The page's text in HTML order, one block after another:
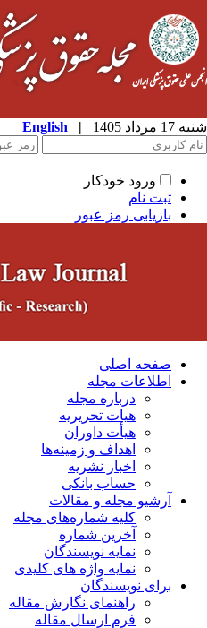
شنبه 17 مرداد 1405 |
English
ورود خودکار
ثبت نام
بازیابی رمز عبور
صفحه اصلی
اطلاعات مجله
درباره مجله
هیات تحریریه
هیأت داوران
اهداف و زمینه‌ها
اخبار نشریه
حساب بانکی
آرشیو مجله و مقالات
کلیه شماره‌های مجله
آخرین شماره
نمایه نویسندگان
نمایه واژه های کلیدی
برای نویسندگان
راهنمای نگارش مقاله
فرم ارسال مقاله